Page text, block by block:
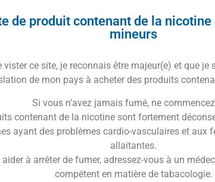
ont adapté leur concentré en e-liquidede
frais : le fruit du dragonet la fraise
de lafraise.
réalisée vous surprendra par son
appelépitaya, est très aromatique.
revigorant et tout simplement, merveilleux.
cet
e-liquide fruité de caractère.
Kami 50ml
de produit contenant de la
mineurs
vister ce site, je reconnais être majeur(e) et que je
de mon pays à acheter des produits
Si vous n’avez jamais fumé, ne
contenant de la nicotine sont fortement
ayant des problèmes cardio-vasculaires et aux
allaitantes.
à arrêter de fumer, adressez-vous à un
compétent en matière de tabacologie.